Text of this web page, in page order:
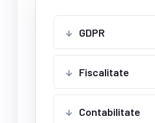
GDPR
Fiscalitate
Contabilitate